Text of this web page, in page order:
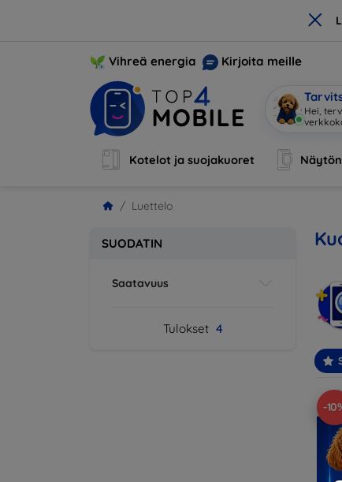
×
Vihreä energia Kirjoita meille
Hei,
Kotelot ja suojakuoret
Luettelo
SUODATIN
Saatavuus
Tulokset 4
-